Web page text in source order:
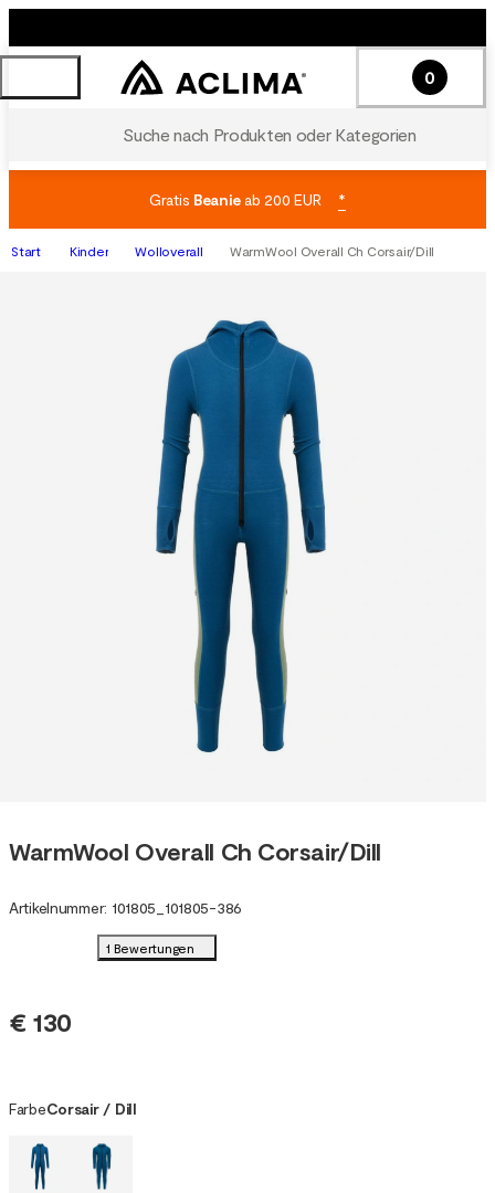
Suche nach Produkten oder Kategorien
0
Gratis Beanieab 200 EUR *
Start Kinder Wolloverall WarmWool Overall Ch Corsair/Dill
WarmWool Overall Ch Corsair/Dill
Artikelnummer: 101805 101805-386
1 Bewertungen
€ 130
FarbeCorsair / Dill